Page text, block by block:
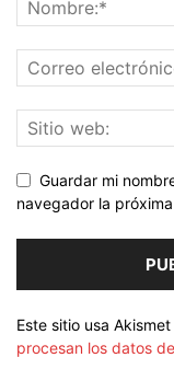
Guardar mi
navegador la
Este sitio usa
procesan los datos